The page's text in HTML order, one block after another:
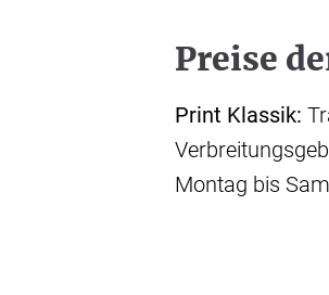
Preise
Print Klassik:
Montag bis